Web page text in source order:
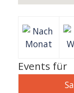
Events für